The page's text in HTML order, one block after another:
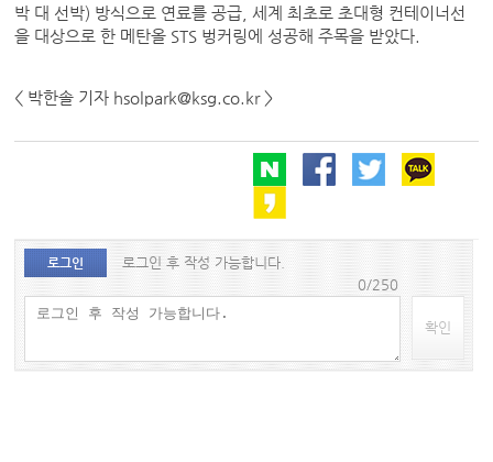
박 대 선박) 방식으로 연료를 공급, 세계 최초로 초대형 컨테이너선
을 대상으로 한 메탄올 STS 벙커링에 성공해 주목을 받았다.
< 박한솔 기자 hsolpark@ksg.co.kr >
로그인
로그인 후 작성 가능합니다.
0/250
확인